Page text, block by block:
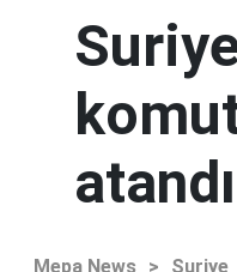
atandı
Mepa News > Suriye